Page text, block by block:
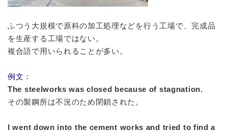
ふつう大規模で原科の加工処理などを行う工場で、完成品
を生産する工場ではない。
複合語で用いられることが多い。
例文：
The steelworks was closed because of stagnation.
その製鋼所は不況のため閉鎖された。
I went down into the cement works and tried to find a